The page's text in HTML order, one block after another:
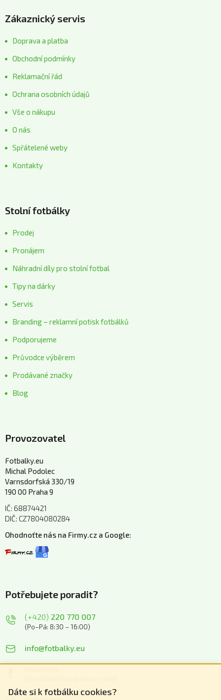
Dáte si k fotbálku cookies?
Zákaznický servis
Doprava a platba
Obchodní podmínky
Reklamační řád
Ochrana osobních údajů
Vše o nákupu
O nás
Spřátelené weby
Kontakty
Stolní fotbálky
Prodej
Pronájem
Náhradní díly pro stolní fotbal
Tipy na dárky
Servis
Branding – reklamní potisk fotbálků
Podporujeme
Průvodce výběrem
Prodávané značky
Blog
Provozovatel
Fotbalky.eu
Michal Podolec
Varnsdorfská 330/19
190 00 Praha 9
IČ: 68874421
DIČ: CZ7804080284
Ohodnoťte nás na Firmy.cz a Google:
Potřebujete poradit?
(+420) 220 770 007
(Po–Pá: 8:30 – 16:00)
info@fotbalky.eu